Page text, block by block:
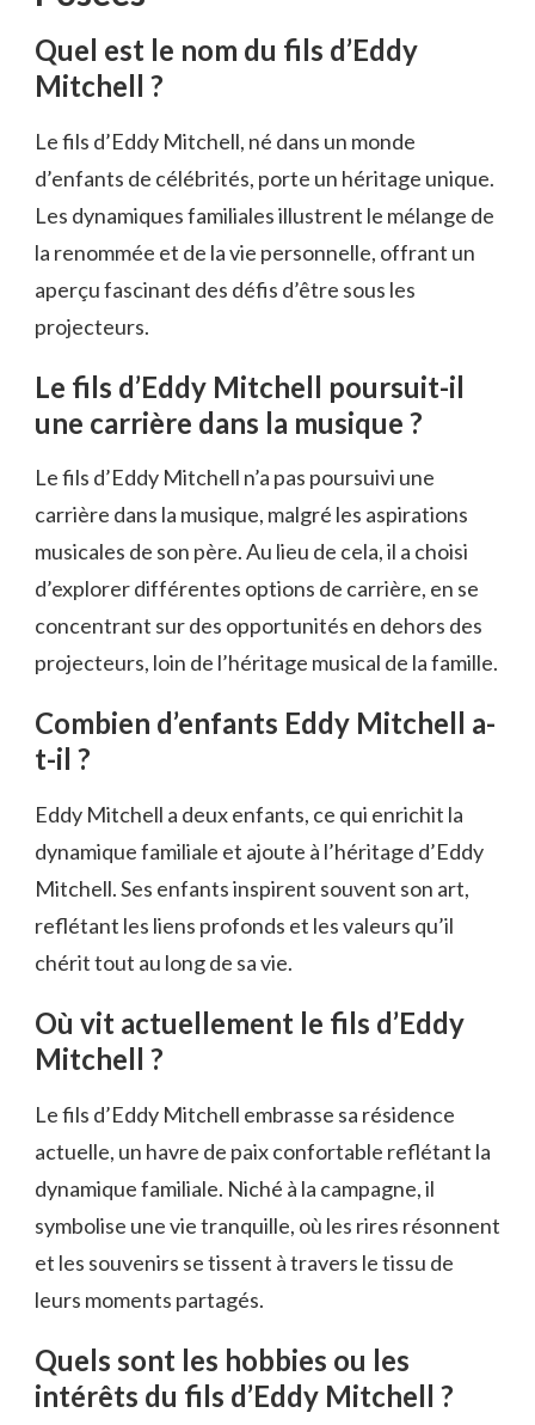
Quel est le nom du fils d’Eddy
Mitchell ?
Le fils d’Eddy Mitchell, né dans un monde
d’enfants de célébrités, porte un héritage unique.
Les dynamiques familiales illustrent le mélange de
la renommée et de la vie personnelle, offrant un
aperçu fascinant des défis d’être sous les
projecteurs.
Le fils d’Eddy Mitchell poursuit-il
une carrière dans la musique ?
Le fils d’Eddy Mitchell n’a pas poursuivi une
carrière dans la musique, malgré les aspirations
musicales de son père. Au lieu de cela, il a choisi
d’explorer différentes options de carrière, en se
concentrant sur des opportunités en dehors des
projecteurs, loin de l’héritage musical de la famille.
Combien d’enfants Eddy Mitchell a-
t-il ?
Eddy Mitchell a deux enfants, ce qui enrichit la
dynamique familiale et ajoute à l’héritage d’Eddy
Mitchell. Ses enfants inspirent souvent son art,
reflétant les liens profonds et les valeurs qu’il
chérit tout au long de sa vie.
Où vit actuellement le fils d’Eddy
Mitchell ?
Le fils d’Eddy Mitchell embrasse sa résidence
actuelle, un havre de paix confortable reflétant la
dynamique familiale. Niché à la campagne, il
symbolise une vie tranquille, où les rires résonnent
et les souvenirs se tissent à travers le tissu de
leurs moments partagés.
Quels sont les hobbies ou les
intérêts du fils d’Eddy Mitchell ?